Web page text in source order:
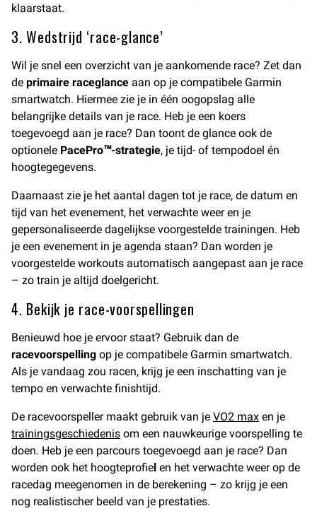
klaarstaat.
3. Wedstrijd ‘race-glance’
Wil je snel een overzicht van je aankomende race? Zet dan
de primaire raceglance aan op je compatibele Garmin
smartwatch. Hiermee zie je in één oogopslag alle
belangrijke details van je race. Heb je een koers
toegevoegd aan je race? Dan toont de glance ook de
optionele PacePro™-strategie, je tijd- of tempodoel én
hoogtegegevens.
Daarnaast zie je het aantal dagen tot je race, de datum en
tijd van het evenement, het verwachte weer en je
gepersonaliseerde dagelijkse voorgestelde trainingen. Heb
je een evenement in je agenda staan? Dan worden je
voorgestelde workouts automatisch aangepast aan je race
– zo train je altijd doelgericht.
4. Bekijk je race-voorspellingen
Benieuwd hoe je ervoor staat? Gebruik dan de
racevoorspelling op je compatibele Garmin smartwatch.
Als je vandaag zou racen, krijg je een inschatting van je
tempo en verwachte finishtijd.
De racevoorspeller maakt gebruik van je VO2 max en je
trainingsgeschiedenis om een nauwkeurige voorspelling te
doen. Heb je een parcours toegevoegd aan je race? Dan
worden ook het hoogteprofiel en het verwachte weer op de
racedag meegenomen in de berekening – zo krijg je een
nog realistischer beeld van je prestaties.